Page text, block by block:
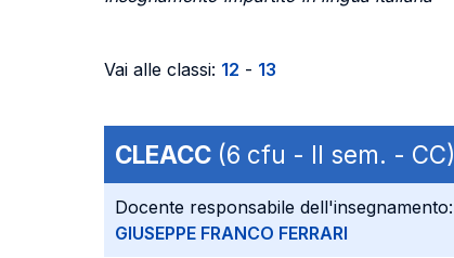
Vai alle classi: 12 - 13
CLEACC (6 cfu - II sem. - CC)
Docente responsabile dell'insegnamento:
GIUSEPPE FRANCO FERRARI